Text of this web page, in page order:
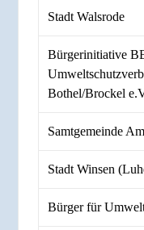
Stadt Walsrode
Bürgerinitiative
Bothel/Brockel
Samtgemeinde
Stadt Winsen
Bürger für